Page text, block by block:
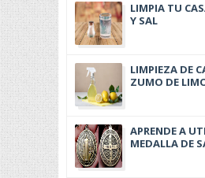
LIMPIA TU
Y SAL
LIMPIEZA DE
ZUMO DE
APRENDE A
MEDALLA DE